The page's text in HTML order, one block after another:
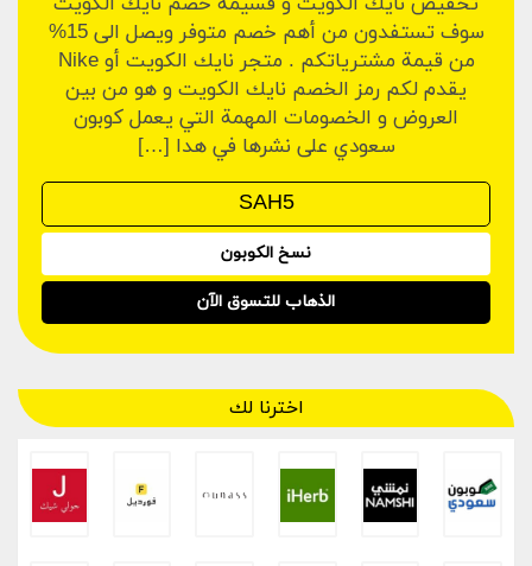
سوف تستفدون من أهم خصم متوفر ويصل الى 15%
من قيمة مشترياتكم . متجر نايك الكويت أو Nike
يقدم لكم رمز الخصم نايك الكويت و هو من بين
العروض و الخصومات المهمة التي يعمل كوبون
سعودي على نشرها في هدا […]
نسخ الكوبون
الذهاب للتسوق الآن
اخترنا لك